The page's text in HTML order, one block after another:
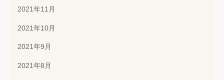
2021年11月
2021年10月
2021年9月
2021年8月